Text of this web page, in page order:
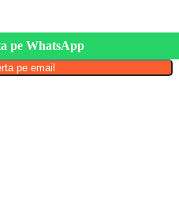
pe WhatsApp
pe email